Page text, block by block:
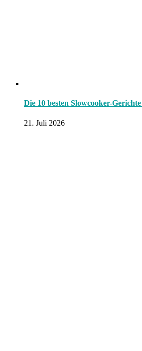
Die 10 besten Slowcooker-
21. Juli 2026